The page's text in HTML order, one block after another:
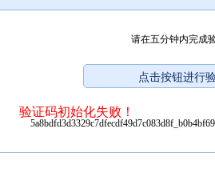
请在五分钟内完成
验证码初始化失败！